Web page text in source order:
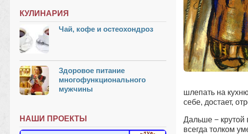
шлепать на
себе, достает,
Дальше − крутой
всегда толком
КУЛИНАРИЯ
Чай, кофе и остеохондроз
Здоровое питание
многофункционального
мужчины
НАШИ ПРОЕКТЫ